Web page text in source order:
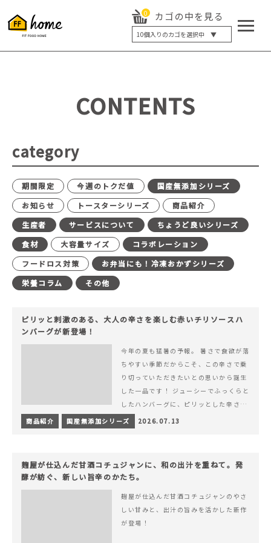
0 カゴの中を見る
10個入りのカゴを選択中 ▼
5個入り
20個入り
最大12%OFF
CONTENTS
category
期間限定 今週のトクだ値
国産無添加シリーズ
お知らせ
トースターシリーズ
商品紹介
生産者
サービスについて
ちょうど良いシリーズ
食材
大容量サイズ
コラボレーション
フードロス対策
お弁当にも！冷凍おかずシリーズ
栄養コラム
その他
ピリッと刺激のある、大人の辛さを楽しむ赤いチリソースハ
ンバーグが新登場！
今年の夏も猛暑の予報。 暑さで食欲が落
ちやすい季節だからこそ、この辛さで乗
り切っていただきたいとの思いから誕生
した一品です！ ジューシーでふっくらと
したハンバーグに、ピリッとした辛さと
コク深い旨みが楽しめる特製チリソース
&hellip; 続きを読む ピリッと刺激のあ
商品紹介 国産無添加シリーズ 2026.07.13
麹屋が仕込んだ甘酒コチュジャンに、和の出汁を重ねて。発
酵が紡ぐ、新しい旨辛のかたち。
麹屋が仕込んだ甘酒コチュジャンのやさ
しい甘みと、出汁の旨みを活かした新作
が登場！